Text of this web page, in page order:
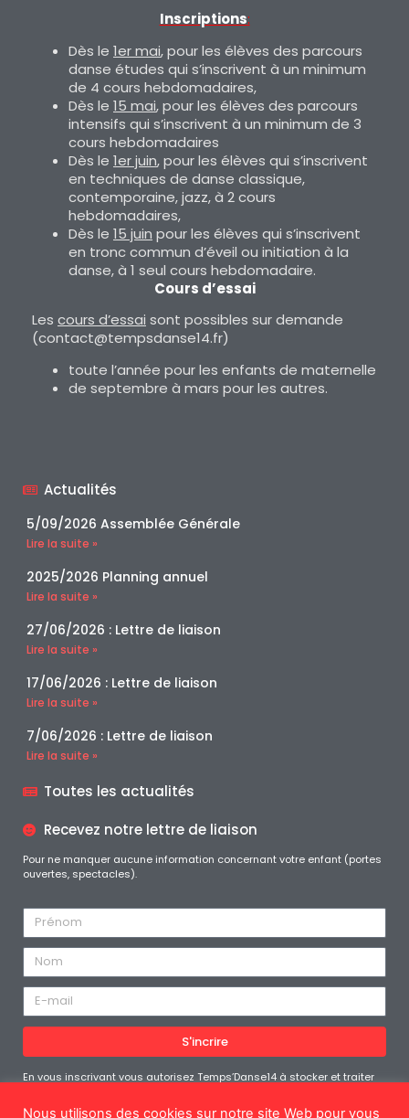
Inscriptions:
Dès le 1er mai, pour les élèves des parcours
danse études qui s’inscrivent à un minimum
de 4 cours hebdomadaires,
Dès le 15 mai, pour les élèves des parcours
intensifs qui s’inscrivent à un minimum de 3
cours hebdomadaires
Dès le 1er juin, pour les élèves qui s’inscrivent
en techniques de danse classique,
contemporaine, jazz, à 2 cours
hebdomadaires,
Dès le 15 juin pour les élèves qui s’inscrivent
en tronc commun d’éveil ou initiation à la
danse, à 1 seul cours hebdomadaire.
Cours d’essai
Les cours d’essai sont possibles sur demande
(contact@tempsdanse14.fr)
toute l’année pour les enfants de maternelle
de septembre à mars pour les autres.
Actualités
5/09/2026 Assemblée Générale
Lire la suite »
2025/2026 Planning annuel
Lire la suite »
27/06/2026 : Lettre de liaison
Lire la suite »
17/06/2026 : Lettre de liaison
Lire la suite »
7/06/2026 : Lettre de liaison
Lire la suite »
Toutes les actualités
Recevez notre lettre de liaison
Pour ne manquer aucune information concernant votre enfant (portes
ouvertes, spectacles).
S'incrire
En vous inscrivant vous autorisez Temps’Danse14 à stocker et traiter
demandé. Vous pouvez vous désabonner à tout moment
Nous utilisons des cookies sur notre site Web pour vous